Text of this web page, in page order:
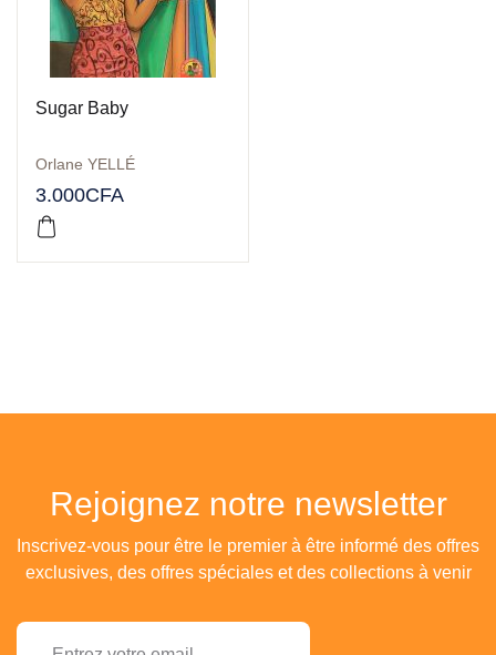
Sugar Baby
Orlane YELLÉ
3.000CFA
Rejoignez notre newsletter
Inscrivez-vous pour être le premier à être informé des offres
exclusives, des offres spéciales et des collections à venir